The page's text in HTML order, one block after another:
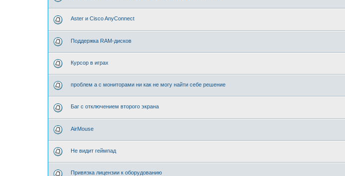
Aster и Cisco AnyConnect
Поддержка RAM-дисков
Курсор в играх
проблем а с мониторами ни как не могу найти себе решение
Баг с отключением второго экрана
AirMouse
Не видит геймпад
Привязка лицензии к оборудованию